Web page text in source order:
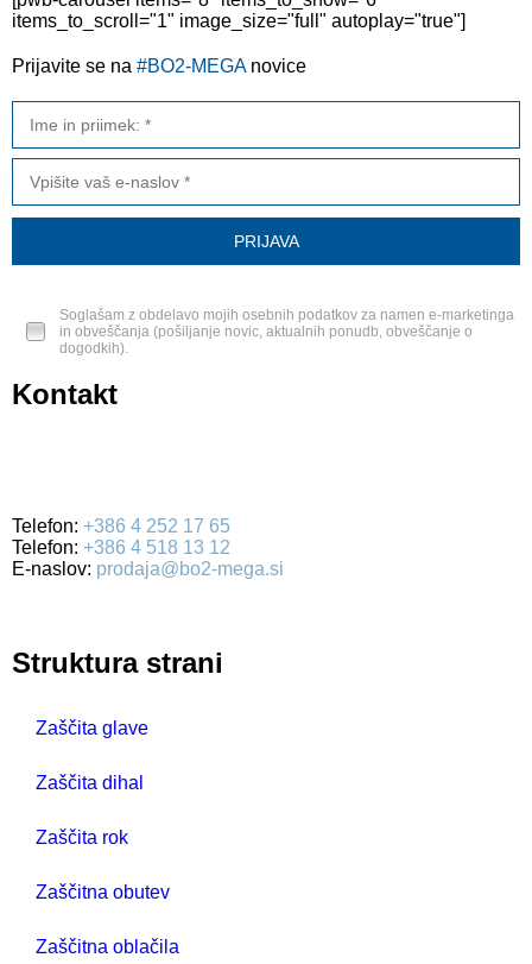
items_to_scroll="1" image_size="full" autoplay="true"]
Prijavite se na #BO2-MEGAnovice
Soglašam z obdelavo mojih osebnih podatkov za namen e-marketinga
in obveščanja (pošiljanje novic, aktualnih ponudb, obveščanje o
dogodkih).
Kontakt
Telefon: +386 4 252 17 65
Telefon: +386 4 518 13 12
E-naslov: prodaja@bo2-mega.si
Struktura strani
Zaščita glave
Zaščita dihal
Zaščita rok
Zaščitna obutev
Zaščitna oblačila